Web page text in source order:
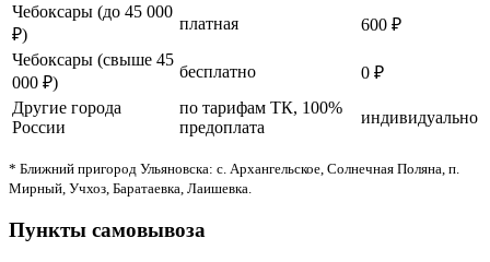
Чебоксары (до 45 000
₽)
платная
600 ₽
Чебоксары (свыше 45
000 ₽)
бесплатно
0 ₽
Другие города
России
по тарифам ТК, 100%
предоплата
индивидуально
* Ближний пригород Ульяновска: с. Архангельское, Солнечная Поляна, п.
Мирный, Учхоз, Баратаевка, Лаишевка.
Пункты самовывоза